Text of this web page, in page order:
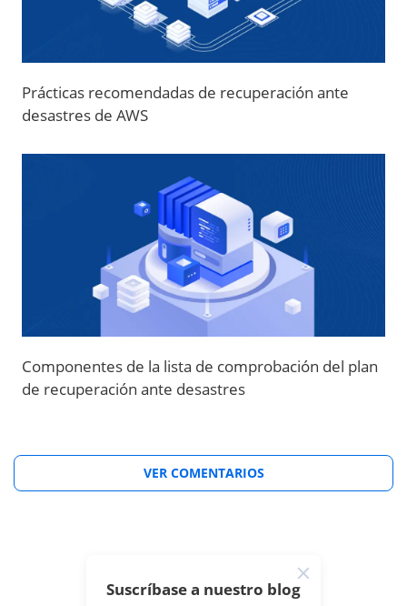
Prácticas recomendadas de recuperación ante
desastres de AWS
Componentes de la lista de comprobación del plan
de recuperación ante desastres
VER COMENTARIOS
Suscríbase a nuestro blog